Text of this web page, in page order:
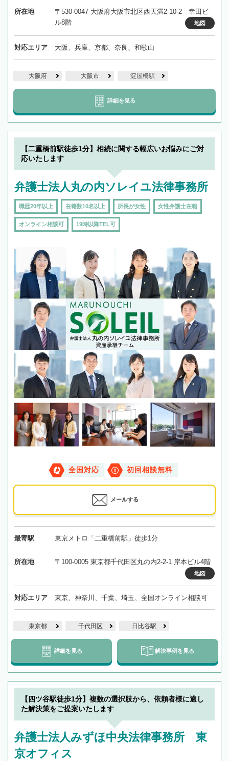
所在地
〒530-0047 大阪府大阪市北区西天満2-10-2 幸田ビ
ル8階
地図
対応エリア 大阪、兵庫、京都、奈良、和歌山
大阪府 大阪市 淀屋橋駅
詳細を見る
【二重橋前駅徒歩1分】相続に関する幅広いお悩みにご対
応いたします
弁護士法人丸の内ソレイユ法律事務所
職歴20年以上 在籍数10名以上 所長が女性 女性弁護士在籍
オンライン相談可 19時以降TEL可
全国対応 初回相談無料
メールする
最寄駅 東京メトロ「二重橋前駅」徒歩1分
所在地 〒100-0005 東京都千代田区丸の内2-2-1 岸本ビル4階
地図
対応エリア 東京、神奈川、千葉、埼玉、全国オンライン相談可
東京都 千代田区 日比谷駅
詳細を見る 解決事例を見る
【四ツ谷駅徒歩1分】複数の選択肢から、依頼者様に適し
た解決策をご提案いたします
弁護士法人みずほ中央法律事務所 東
京オフィス